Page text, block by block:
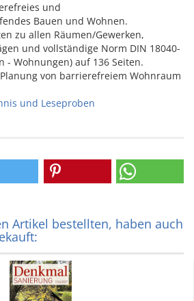
und
Bauen und Wohnen.
zu allen Räumen/Gewerken,
und vollständige Norm DIN 18040-
- Wohnungen) auf 136 Seiten.
von barrierefreiem Wohnraum
und Leseproben
Artikel bestellten, haben auch